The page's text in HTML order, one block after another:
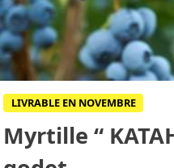
LIVRABLE EN NOVEMBRE
Myrtille “